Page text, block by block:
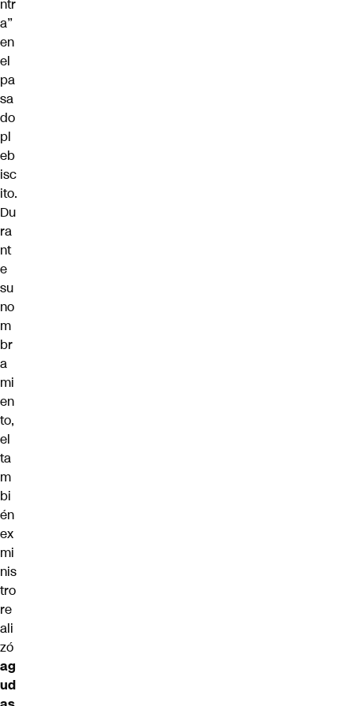
ntr
a”
en
el
pa
sa
do
pl
eb
isc
ito.
Du
ra
nt
e
su
no
m
br
a
mi
en
to,
el
ta
m
bi
én
ex
mi
nis
tro
re
ali
zó
ag
ud